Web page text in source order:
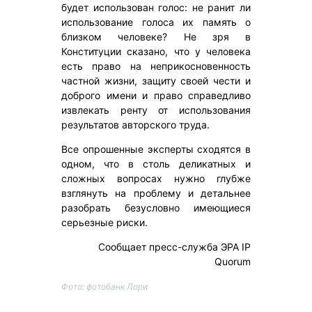
будет использован голос: не ранит ли
использование голоса их память о
близком человеке? Не зря в
Конституции сказано, что у человека
есть право на неприкосновенность
частной жизни, защиту своей чести и
доброго имени и право справедливо
извлекать ренту от использования
результатов авторского труда.
Все опрошенные эксперты сходятся в
одном, что в столь деликатных и
сложных вопросах нужно глубже
взглянуть на проблему и детальнее
разобрать безусловно имеющиеся
серьезные риски.
Сообщает пресс-служба ЭРА IP
Quorum
Фото: фотобанк Лори